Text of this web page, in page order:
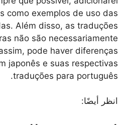
como exemplos de uso das
Além disso, as traduções
não são necessariamente
pode haver diferenças
japonês e suas respectivas
traduções para português.
انظر أيضًا: